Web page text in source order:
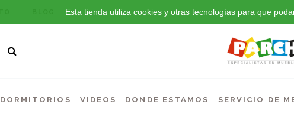
Esta tienda utiliza cookies y otras tecnologías para que
DORMITORIOS VIDEOS DONDE ESTAMOS SERVICIO DE